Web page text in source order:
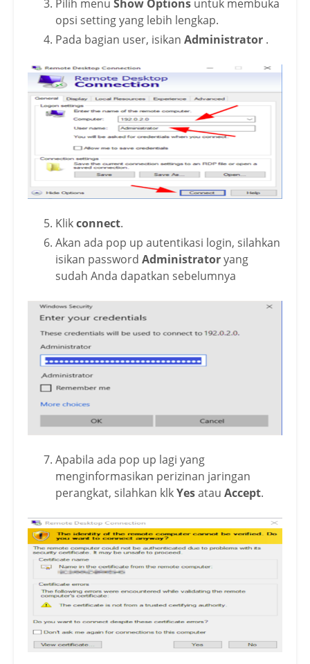
Pilih menu Show Options untuk membuka
opsi setting yang lebih lengkap.
Pada bagian user, isikan Administrator .
Klikconnect.
Akan ada pop up autentikasi login, silahkan
isikan password Administratoryang
sudah Anda dapatkan sebelumnya
Apabila ada pop up lagi yang
menginformasikan perizinan jaringan
perangkat, silahkan klkYesatau Accept.